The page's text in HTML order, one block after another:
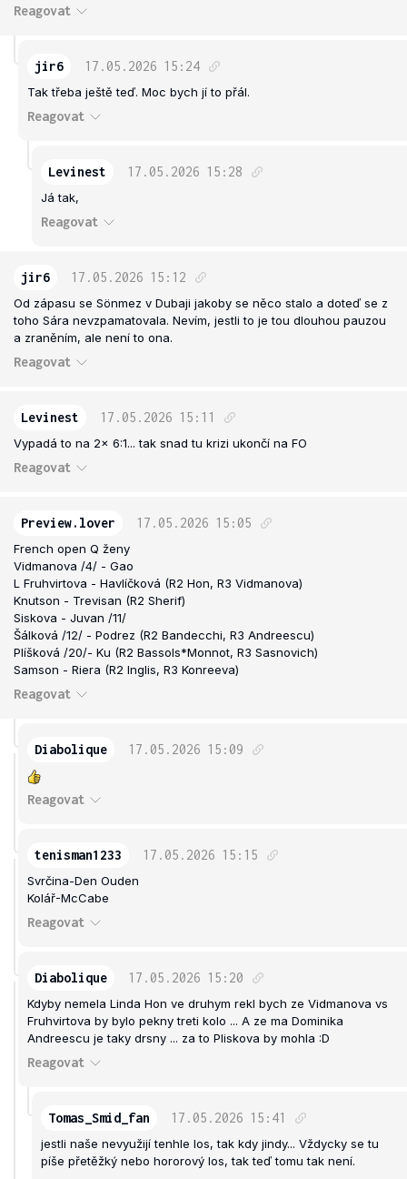
Reagovat
jir6 17.05.2026 15:24
Tak třeba ještě teď. Moc bych jí to přál.
Reagovat
Levinest 17.05.2026 15:28
Já tak,
Reagovat
jir6 17.05.2026 15:12
Od zápasu se Sönmez v Dubaji jakoby se něco stalo a doteď se z
toho Sára nevzpamatovala. Nevím, jestli to je tou dlouhou pauzou
a zraněním, ale není to ona.
Reagovat
Levinest 17.05.2026 15:11
Vypadá to na 2x 6:1... tak snad tu krizi ukončí na FO
Reagovat
Preview.lover 17.05.2026 15:05
French open Q ženy
Vidmanova /4/ - Gao
L Fruhvirtova - Havlíčková (R2 Hon, R3 Vidmanova)
Knutson - Trevisan (R2 Sherif)
Siskova - Juvan /11/
Šálková /12/ - Podrez (R2 Bandecchi, R3 Andreescu)
Plíšková /20/- Ku (R2 Bassols*Monnot, R3 Sasnovich)
Samson - Riera (R2 Inglis, R3 Konreeva)
Reagovat
Diabolique 17.05.2026 15:09
Reagovat
tenisman1233 17.05.2026 15:15
Svrčina-Den Ouden
Kolář-McCabe
Reagovat
Diabolique 17.05.2026 15:20
Kdyby nemela Linda Hon ve druhym rekl bych ze Vidmanova vs
Fruhvirtova by bylo pekny treti kolo ... A ze ma Dominika
Andreescu je taky drsny ... za to Pliskova by mohla :D
Reagovat
Tomas_Smid_fan 17.05.2026 15:41
jestli naše nevyužijí tenhle los, tak kdy jindy... Vždycky se tu
píše přetěžký nebo hororový los, tak teď tomu tak není.